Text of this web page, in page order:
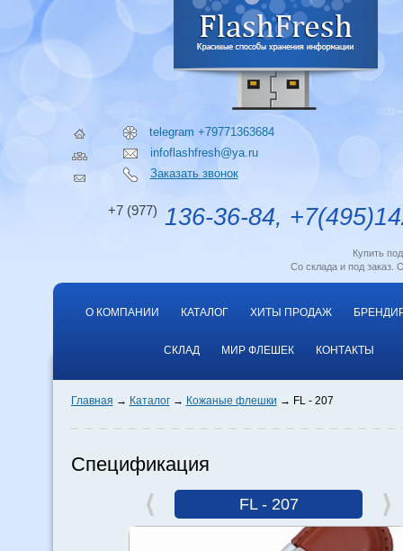
telegram +79771363684
infoflashfresh@ya.ru
Заказать звонок
+7 (977) 136-36-84,
Купить
Со склада и под заказ.
О КОМПАНИИ КАТАЛОГ ХИТЫ ПРОДАЖ
СКЛАД МИР ФЛЕШЕК КОНТАКТЫ
Главная Каталог Кожаные флешки FL - 207
Спецификация
FL - 207